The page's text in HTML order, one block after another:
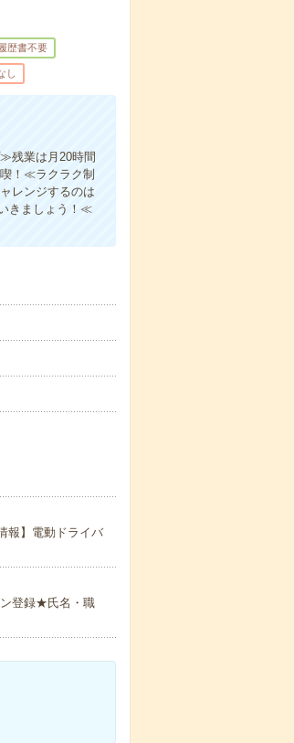
歴書不要
し
残業は月20時間
！≪ラクラク制
レンジするのは
きましょう！≪
報】電動ドライバ
登録★氏名・職